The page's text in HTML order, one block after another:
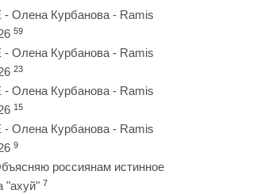
- Олена Курбанова - Ramis
59
- Олена Курбанова - Ramis
23
- Олена Курбанова - Ramis
15
- Олена Курбанова - Ramis
9
россиянам истинное
"ахуй" 7